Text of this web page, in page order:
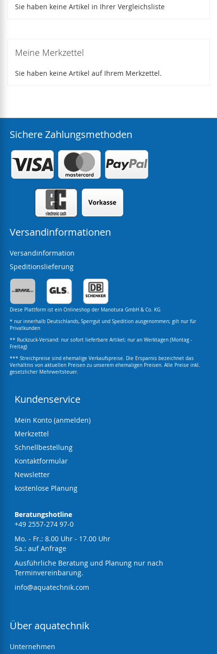
Sie haben keine Artikel in Ihrer Vergleichsliste
Meine Merkzettel
Sie haben keine Artikel auf Ihrem Merkzettel.
Sichere Zahlungsmethoden
Versandinformationen
Versandinformation
Speditionslieferung
Diese Plattform ist ein Onlineshop der Manotura GmbH & Co. KG
* nur innerhalb Deutschlands, Sperrgut und Spedition ausgenommen; gilt nur für
Privatkunden
** Ruckzuck-Versand: nur sofort lieferbare Artikel; nur an Werktagen (Montag -
Freitag)
*** Streichpreise sind ehemalige Verkaufspreise. Die Ersparnis bezeichnet das
Verhältnis von aktuellen Preisen zu unserem ehemaligen Preisen. Alle Preise inkl.
gesetzlicher Mehrwertsteuer.
Kundenservice
Mein Konto (anmelden)
Merkzettel
Schnellbestellung
Kontaktformular
Newsletter
kostenlose Planung
Beratungshotline
+49 2557-274 97-0
Mo. - Fr.: 8.00 Uhr - 17.00 Uhr
Sa.: auf Anfrage
Ausführliche Beratung und Planung nur nach
Terminvereinbarung.
info@aquatechnik.com
Über aquatechnik
Unternehmen